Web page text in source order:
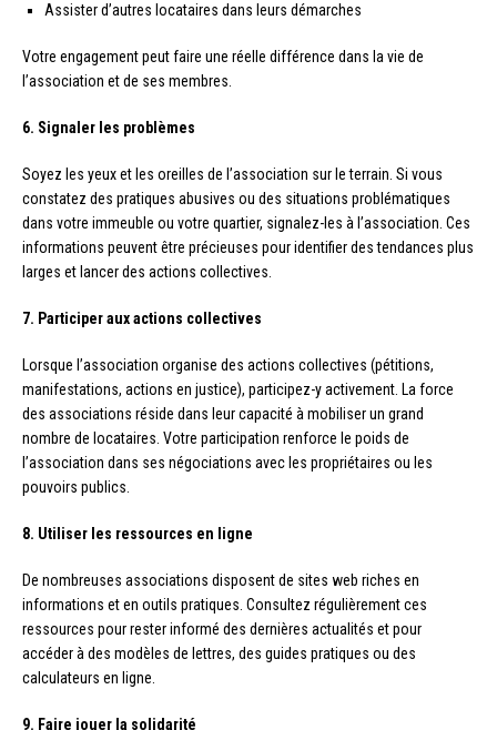
Assister d’autres locataires dans leurs démarches
Votre engagement peut faire une réelle différence dans la vie de
l’association et de ses membres.
6. Signaler les problèmes
Soyez les yeux et les oreilles de l’association sur le terrain. Si vous
constatez des pratiques abusives ou des situations problématiques
dans votre immeuble ou votre quartier, signalez-les à l’association. Ces
informations peuvent être précieuses pour identifier des tendances plus
larges et lancer des actions collectives.
7. Participer aux actions collectives
Lorsque l’association organise des actions collectives (pétitions,
manifestations, actions en justice), participez-y activement. La force
des associations réside dans leur capacité à mobiliser un grand
nombre de locataires. Votre participation renforce le poids de
l’association dans ses négociations avec les propriétaires ou les
pouvoirs publics.
8. Utiliser les ressources en ligne
De nombreuses associations disposent de sites web riches en
informations et en outils pratiques. Consultez régulièrement ces
ressources pour rester informé des dernières actualités et pour
accéder à des modèles de lettres, des guides pratiques ou des
calculateurs en ligne.
9. Faire jouer la solidarité